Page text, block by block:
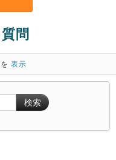
問
表示
検索